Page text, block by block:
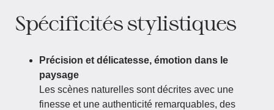
Spécificités stylistiques
Précision et délicatesse, émotion dans le
paysage
Les scènes naturelles sont décrites avec une
finesse et une authenticité remarquables, des